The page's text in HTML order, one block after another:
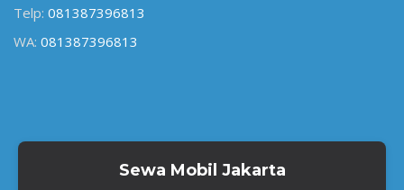
Telp: 081387396813
WA: 081387396813
Sewa Mobil Jakarta